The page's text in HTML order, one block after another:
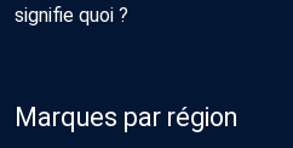
signifie quoi ?
Marques par région